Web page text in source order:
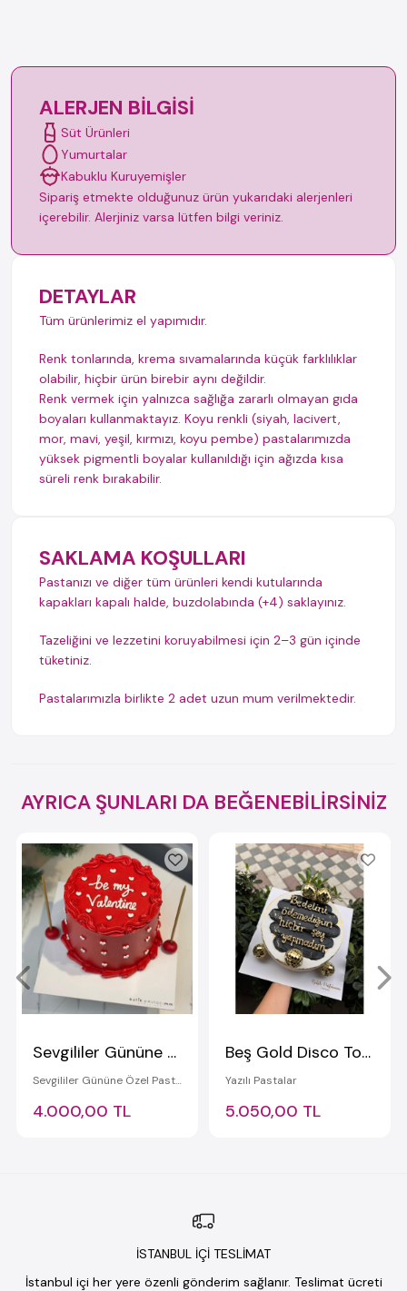
ALERJEN BILGISI
Süt Ürünleri
Yumurtalar
Kabuklu Kuruyemişler
Sipariş etmekte olduğunuz ürün yukarıdaki alerjenleri
içerebilir. Alerjiniz varsa lütfen bilgi veriniz.
DETAYLAR
Tüm ürünlerimiz el yapımıdır.
Renk tonlarında, krema sıvamalarında küçük farklılıklar
olabilir, hiçbir ürün birebir aynı değildir.
Renk vermek için yalnızca sağlığa zararlı olmayan gıda
boyaları kullanmaktayız. Koyu renkli (siyah, lacivert,
mor, mavi, yeşil, kırmızı, koyu pembe) pastalarımızda
yüksek pigmentli boyalar kullanıldığı için ağızda kısa
süreli renk bırakabilir.
SAKLAMA KOŞULLARI
Pastanızı ve diğer tüm ürünleri kendi kutularında
kapakları kapalı halde, buzdolabında (+4) saklayınız.
Tazeliğini ve lezzetini koruyabilmesi için 2–3 gün içinde
tüketiniz.
Pastalarımızla birlikte 2 adet uzun mum verilmektedir.
AYRICA ŞUNLARI DA BEĞENEBİLİRSİNİZ
Sevgililer Gününe Özel Pasta
Sevgililer Gününe Özel Pastalar
4.000,00 TL
Beş Gold Disco Toplu Yazılı Pasta
Yazılı Pastalar
5.050,00 TL
İSTANBUL İÇİ TESLİMAT
İstanbul içi her yere özenli gönderim sağlanır. Teslimat ücreti